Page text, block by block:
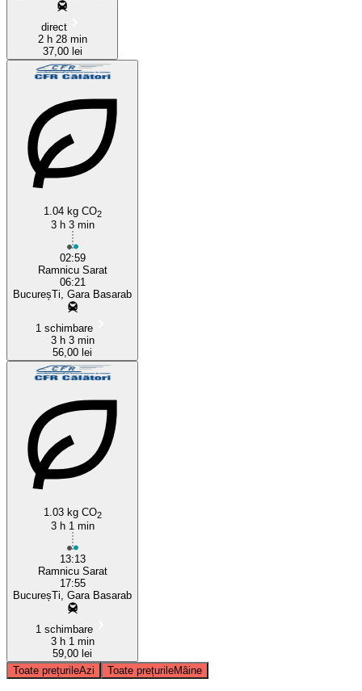
direct
2 h 28 min
37,00 lei
1.04 kg CO2
3 h 3 min
02:59
Ramnicu Sarat
06:21
BucureșTi, Gara Basarab
1 schimbare
3 h 3 min
56,00 lei
1.03 kg CO2
3 h 1 min
13:13
Ramnicu Sarat
17:55
BucureșTi, Gara Basarab
1 schimbare
3 h 1 min
59,00 lei
Toate prețurileAzi Toate prețurileMâine